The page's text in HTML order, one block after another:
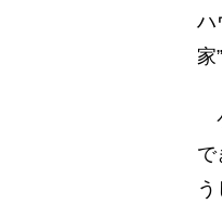
ハ
家
で